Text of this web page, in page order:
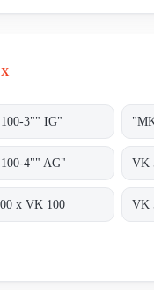
3"" IG"
4"" AG" VK
x VK 100 VK